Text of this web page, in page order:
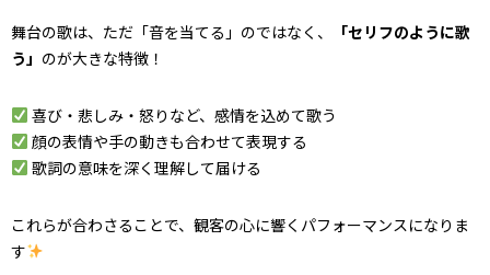
舞台の歌は、ただ「音を当てる」のではなく、
「セリフのように歌
う」 のが大きな特徴！
喜び・悲しみ・怒りなど、感情を込めて歌う
顔の表情や手の動きも合わせて表現する
歌詞の意味を深く理解して届ける
これらが合わさることで、観客の心に響くパフォーマンスになりま
す